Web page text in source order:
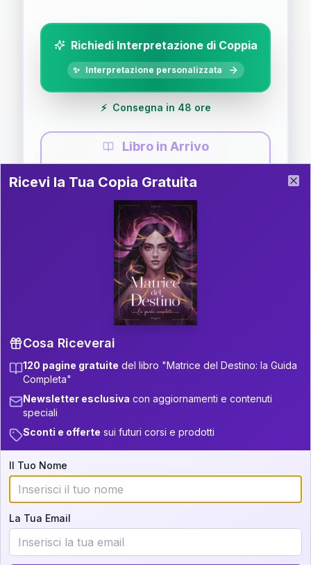
Richiedi Interpretazione di Coppia
✨ Interpretazione personalizzata
⚡ Consegna in 48 ore
Libro in Arrivo
Guida completa di Coppia
Il libro è in fase di scrittura. Iscriviti alla newsletter
per ricevere aggiornamenti!
P.S. Interpretazione parziale
gratuita
Scorri più in basso per vedere
un'interpretazione parziale gratuita della tua
Iscriviti alla newsletter per ricevere
aggiornamenti quando sarà disponibile.
Cosa scoprirete nella vostra
interpretazione:
💕 Come rafforzare la vostra unione
Ricevi la Tua Copia Gratuita del Libro
Ricevi la Tua Copia Gratuita
Cosa Riceverai
120 pagine gratuite del libro "Matrice del Destino: la Guida
Completa"
Newsletter esclusiva con aggiornamenti e contenuti
speciali
Sconti e offerte sui futuri corsi e prodotti
Il Tuo Nome
La Tua Email